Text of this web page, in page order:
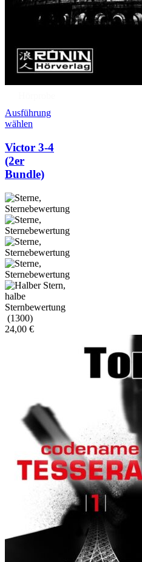
Ausführung
wählen
Victor 3-4
(2er
Bundle)
(1300)
24,00 €